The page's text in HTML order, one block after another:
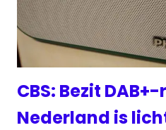
CBS: Bezit
Nederland is